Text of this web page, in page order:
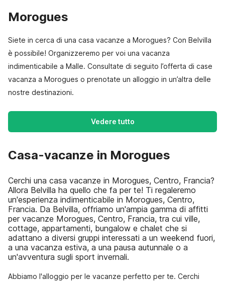
Morogues
Siete in cerca di una casa vacanze a Morogues? Con Belvilla
è possibile! Organizzeremo per voi una vacanza
indimenticabile a Malle. Consultate di seguito l’offerta di case
vacanza a Morogues o prenotate un alloggio in un’altra delle
nostre destinazioni.
Vedere tutto
Casa-vacanze in Morogues
Cerchi una casa vacanze in Morogues, Centro, Francia?
Allora Belvilla ha quello che fa per te! Ti regaleremo
un'esperienza indimenticabile in Morogues, Centro,
Francia. Da Belvilla, offriamo un'ampia gamma di affitti
per vacanze Morogues, Centro, Francia, tra cui ville,
cottage, appartamenti, bungalow e chalet che si
adattano a diversi gruppi interessati a un weekend fuori,
a una vacanza estiva, a una pausa autunnale o a
un'avventura sugli sport invernali.
Abbiamo l'alloggio per le vacanze perfetto per te. Cerchi